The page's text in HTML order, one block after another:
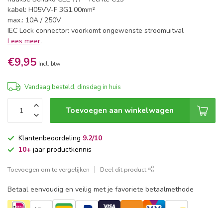
kabel: H05VV-F 3G1.00mm²
max.: 10A / 250V
IEC Lock connector: voorkomt ongewenste stroomuitval
Lees meer.
€9,95 Incl. btw
Vandaag besteld, dinsdag in huis
Toevoegen aan winkelwagen
Klantenbeoordeling 9.2/10
10+ jaar productkennis
Toevoegen om te vergelijken Deel dit product
Betaal eenvoudig en veilig met je favoriete betaalmethode